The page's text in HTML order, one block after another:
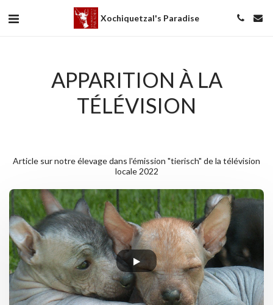
Xochiquetzal's Paradise
APPARITION À LA
TÉLÉVISION
Article sur notre élevage dans l'émission "tierisch" de la télévision
locale 2022